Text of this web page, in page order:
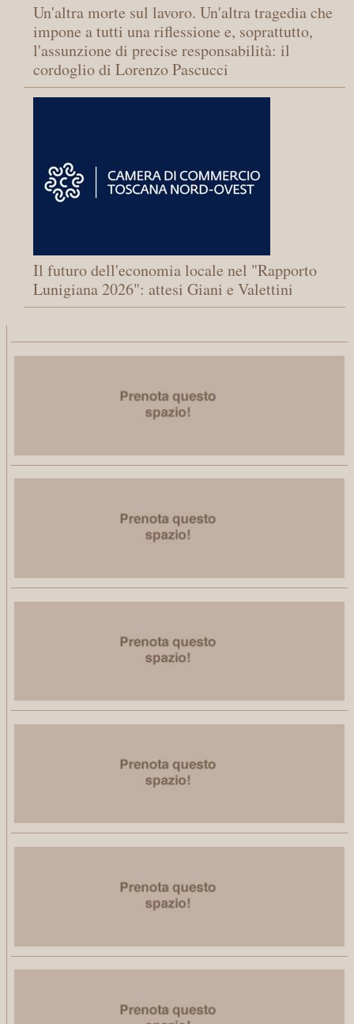
Un'altra morte sul lavoro. Un'altra tragedia che
impone a tutti una riflessione e, soprattutto,
l'assunzione di precise responsabilità: il
cordoglio di Lorenzo Pascucci
Il futuro dell'economia locale nel "Rapporto
Lunigiana 2026": attesi Giani e Valettini